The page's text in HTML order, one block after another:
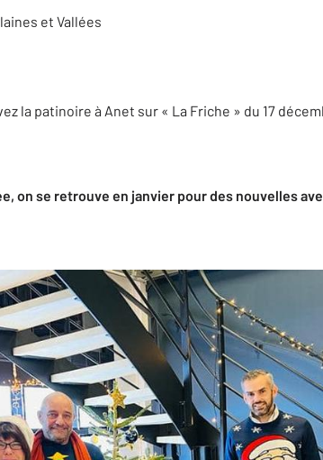
et Vallées
la patinoire à Anet sur « La Friche » du 17
on se retrouve en janvier pour des nouvelles